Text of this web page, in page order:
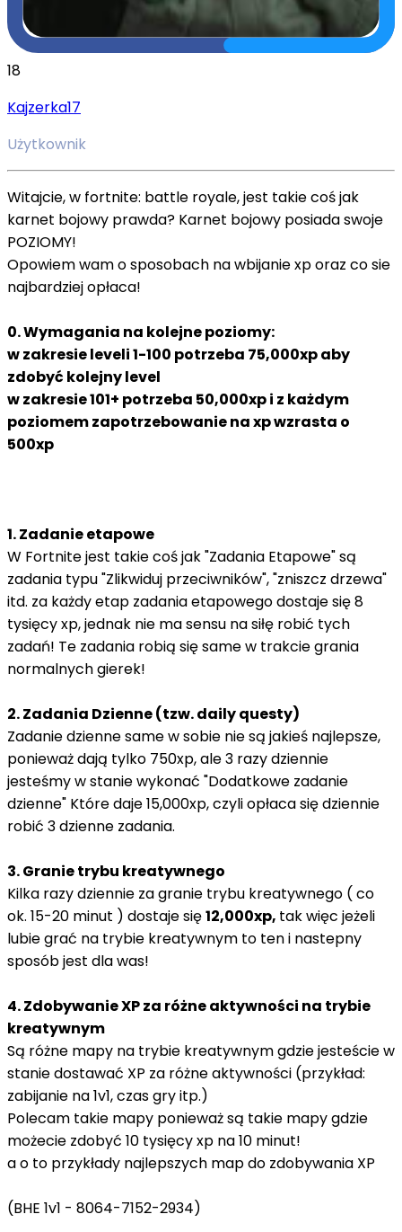
18
Kajzerka17
Użytkownik
Witajcie, w fortnite: battle royale, jest takie coś jak
karnet bojowy prawda? Karnet bojowy posiada swoje
POZIOMY!
Opowiem wam o sposobach na wbijanie xp oraz co sie
najbardziej opłaca!
0. Wymagania na kolejne poziomy:
w zakresie leveli 1-100 potrzeba 75,000xp aby
zdobyć kolejny level
w zakresie 101+ potrzeba 50,000xp i z każdym
poziomem zapotrzebowanie na xp wzrasta o
500xp
1. Zadanie etapowe
W Fortnite jest takie coś jak "Zadania Etapowe" są
zadania typu "Zlikwiduj przeciwników", "zniszcz drzewa"
itd. za każdy etap zadania etapowego dostaje się 8
tysięcy xp, jednak nie ma sensu na siłę robić tych
zadań! Te zadania robią się same w trakcie grania
normalnych gierek!
2. Zadania Dzienne (tzw. daily questy)
Zadanie dzienne same w sobie nie są jakieś najlepsze,
ponieważ dają tylko 750xp, ale 3 razy dziennie
jesteśmy w stanie wykonać "Dodatkowe zadanie
dzienne" Które daje 15,000xp, czyli opłaca się dziennie
robić 3 dzienne zadania.
3. Granie trybu kreatywnego
Kilka razy dziennie za granie trybu kreatywnego ( co
ok. 15-20 minut ) dostaje się12,000xp, tak więc jeżeli
lubie grać na trybie kreatywnym to ten i nastepny
sposób jest dla was!
4. Zdobywanie XP za różne aktywności na trybie
kreatywnym
Są różne mapy na trybie kreatywnym gdzie jesteście w
stanie dostawać XP za różne aktywności (przykład:
zabijanie na 1v1, czas gry itp.)
Polecam takie mapy ponieważ są takie mapy gdzie
możecie zdobyć 10 tysięcy xp na 10 minut!
a o to przykłady najlepszych map do zdobywania XP
(BHE 1v1 - 8064-7152-2934)